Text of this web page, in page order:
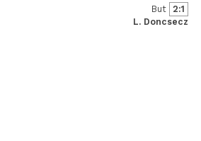
But 2:1
L. Doncsecz